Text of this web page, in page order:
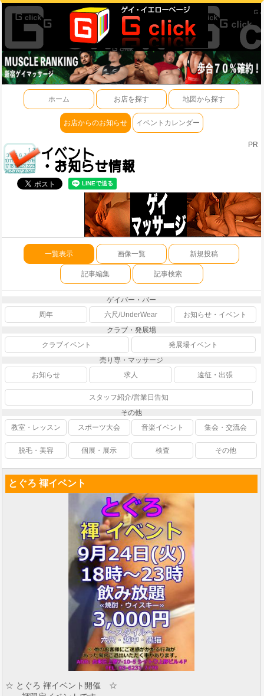
ホーム お店を探す 地図から探す
お店からのお知らせ イベントカレンダー
PR
一覧表示 画像一覧 新規投稿
記事編集 記事検索
ゲイバー・バー
周年
六尺/UnderWear
お知らせ・イベント
クラブ・発展場
クラブイベント
発展場イベント
売り専・マッサージ
お知らせ
求人 遠征・出張
スタッフ紹介/営業日告知
その他
教室・レッスン
スポーツ大会 音楽イベント 集会・交流会
脱毛・美容 個展・展示 検査 その他
とぐろ 褌イベント
☆ とぐろ 褌イベント開催 ☆